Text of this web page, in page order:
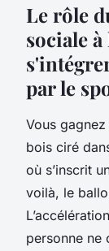
Le rôle
sociale
par le
Vous
bois ciré
où s’inscrit
voilà, le
personne ne